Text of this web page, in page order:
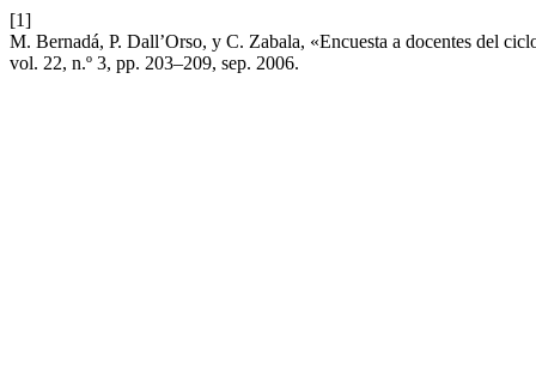
[1]
M. Bernadá, P. Dall’Orso, y C. Zabala, «Encuesta a docentes del
vol. 22, n.º 3, pp. 203–209, sep. 2006.